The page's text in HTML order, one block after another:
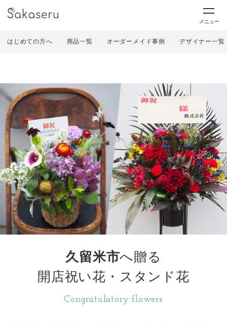
メニュー
はじめての方へ 商品一覧 オーダーメイド事例 デザイナー一覧
久留米市へ贈る
開店祝い花・スタンド花
Congratulatory flowers